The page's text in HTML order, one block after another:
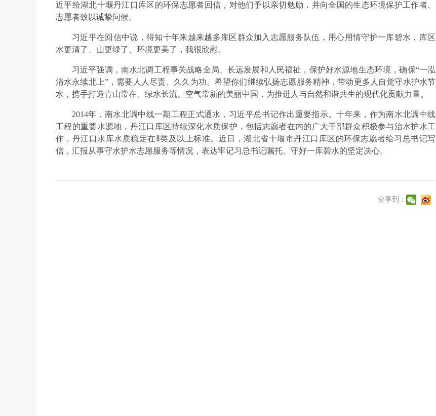
近平给湖北十堰丹江口库区的环保志愿者回信，对他们予以亲切勉励，并向全国的生态环境保护工作者、
志愿者致以诚挚问候。
习近平在回信中说，得知十年来越来越多库区群众加入志愿服务队伍，用心用情守护一库碧水，库区
水更清了、山更绿了、环境更美了，我很欣慰。
习近平强调，南水北调工程事关战略全局、长远发展和人民福祉，保护好水源地生态环境，确保“一泓
清水永续北上”，需要人人尽责、久久为功。希望你们继续弘扬志愿服务精神，带动更多人自觉守水护水节
水，携手打造青山常在、绿水长流、空气常新的美丽中国，为推进人与自然和谐共生的现代化贡献力量。
2014年，南水北调中线一期工程正式通水，习近平总书记作出重要指示。十年来，作为南水北调中线
工程的重要水源地，丹江口库区持续深化水质保护，包括志愿者在内的广大干部群众积极参与治水护水工
作，丹江口水库水质稳定在Ⅱ类及以上标准。近日，湖北省十堰市丹江口库区的环保志愿者给习总书记写
信，汇报从事守水护水志愿服务等情况，表达牢记习总书记嘱托、守好一库碧水的坚定决心。
分享到：